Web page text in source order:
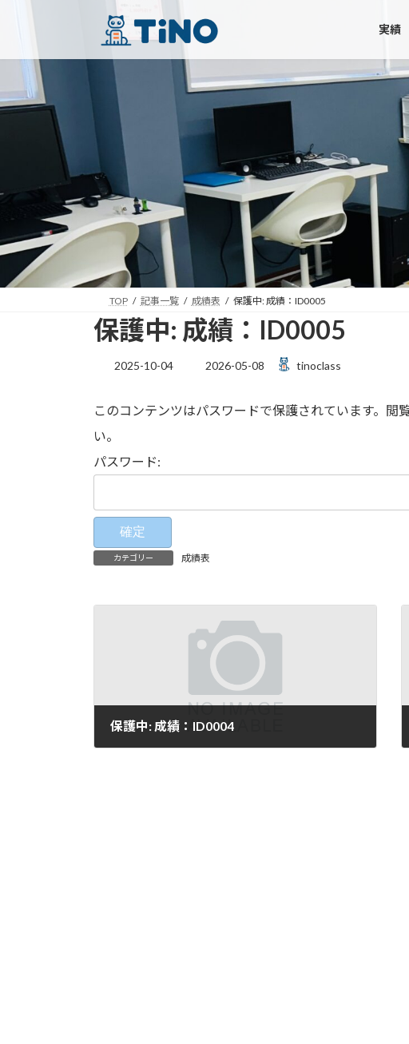
へ
ョ
実績
TOP 記事一覧 成績表 保護中: 成績：ID0005
保護中: 成績：ID0005
2025-10-04
最
新
2026-05-08 tinoclass
このコンテンツはパスワードで保護されています。閲
い。
パスワード:
カテゴリー 成績表
保護中: 成績：ID0004